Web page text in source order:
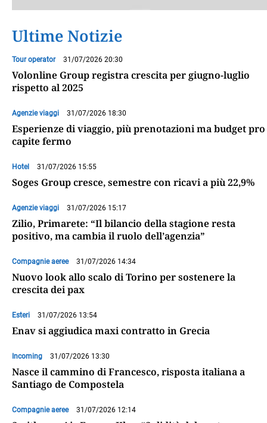
Ultime Notizie
Tour operator 31/07/2026 20:30
Volonline Group registra crescita per giugno-luglio
rispetto al 2025
Agenzie viaggi 31/07/2026 18:30
Esperienze di viaggio, più prenotazioni ma budget pro
capite fermo
Hotel 31/07/2026 15:55
Soges Group cresce, semestre con ricavi a più 22,9%
Agenzie viaggi 31/07/2026 15:17
Zilio, Primarete: “Il bilancio della stagione resta
positivo, ma cambia il ruolo dell’agenzia”
Compagnie aeree 31/07/2026 14:34
Nuovo look allo scalo di Torino per sostenere la
crescita dei pax
Esteri 31/07/2026 13:54
Enav si aggiudica maxi contratto in Grecia
Incoming 31/07/2026 13:30
Nasce il cammino di Francesco, risposta italiana a
Santiago de Compostela
Compagnie aeree 31/07/2026 12:14